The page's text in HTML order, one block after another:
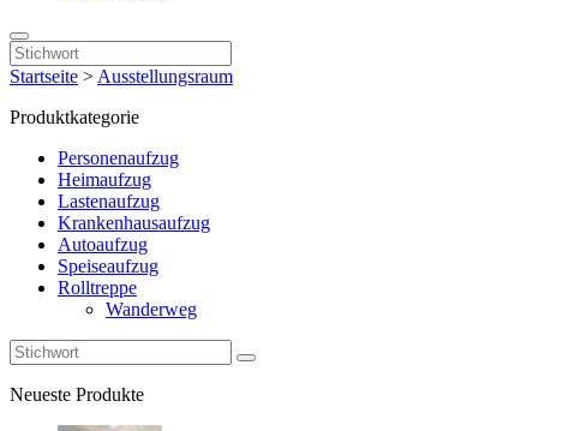
Startseite > Ausstellungsraum
Produktkategorie
Personenaufzug
Heimaufzug
Lastenaufzug
Krankenhausaufzug
Autoaufzug
Speiseaufzug
Rolltreppe
Wanderweg
Neueste Produkte